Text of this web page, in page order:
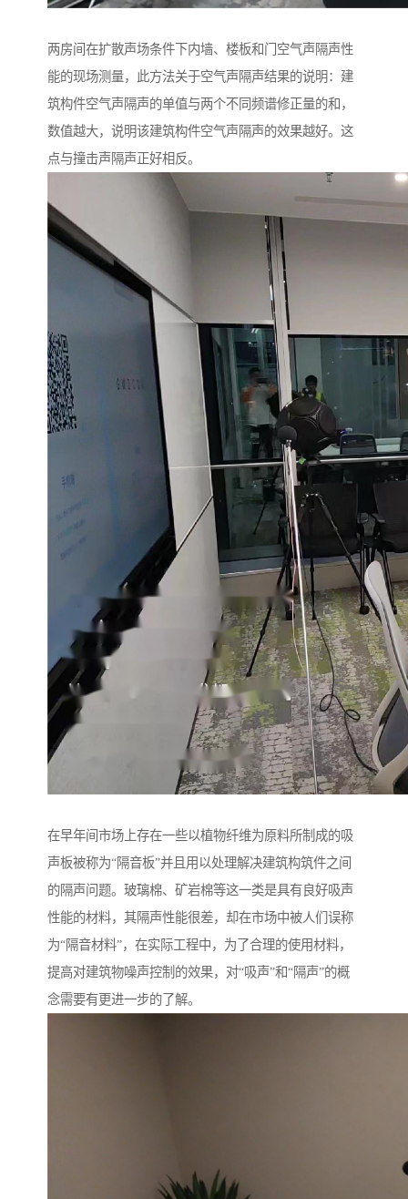
两房间在扩散声场条件下内墙、楼板和门空气声隔声性
能的现场测量，此方法关于空气声隔声结果的说明：建
筑构件空气声隔声的单值与两个不同频谱修正量的和，
数值越大，说明该建筑构件空气声隔声的效果越好。这
点与撞击声隔声正好相反。
在早年间市场上存在一些以植物纤维为原料所制成的吸
声板被称为“隔音板”并且用以处理解决建筑构筑件之间
的隔声问题。玻璃棉、矿岩棉等这一类是具有良好吸声
性能的材料，其隔声性能很差，却在市场中被人们误称
为“隔音材料”，在实际工程中，为了合理的使用材料，
提高对建筑物噪声控制的效果，对“吸声”和“隔声”的概
念需要有更进一步的了解。